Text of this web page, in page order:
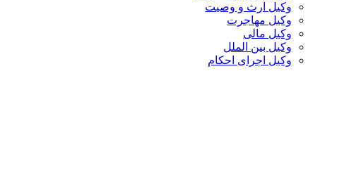
وکیل ارث و وصیت
وکیل مهاجرت
وکیل مالی
وکیل بین الملل
وکیل اجرای احکام